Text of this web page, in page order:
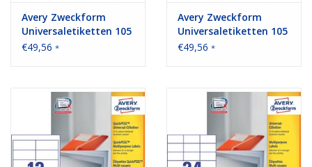
Avery Zweckform
Universaletiketten 105
x 37 mm 100 Blatt
€49,56 *
Avery Zweckform
Universaletiketten 105
x 33,8 mm 100 Blatt
€49,56 *